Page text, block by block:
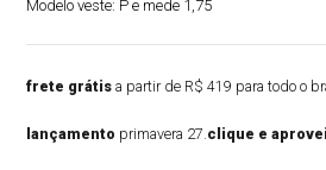
Modelo veste: P e mede 1,75
frete grátis a partir de R$ 419 para todo o
lançamento primavera 27.clique e